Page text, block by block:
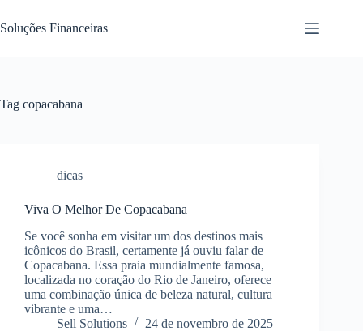
para
o
Soluções Financeiras
Tag copacabana
dicas
Viva O Melhor De Copacabana
Se você sonha em visitar um dos destinos mais
icônicos do Brasil, certamente já ouviu falar de
Copacabana. Essa praia mundialmente famosa,
localizada no coração do Rio de Janeiro, oferece
uma combinação única de beleza natural, cultura
vibrante e uma…
Sell Solutions
24 de novembro de 2025